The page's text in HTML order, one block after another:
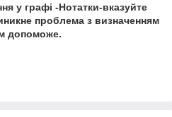
у графі -Нотатки-вказуйте
проблема з визначенням
допоможе.